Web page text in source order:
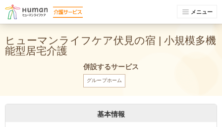
メニュー
ヒューマンライフケア伏見の宿 | 小規模多機
能型居宅介護
併設するサービス
グループホーム
基本情報